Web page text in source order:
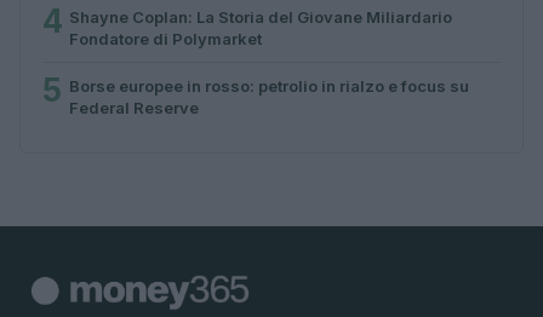
4 Shayne Coplan: La Storia del Giovane Miliardario
Fondatore di Polymarket
5 Borse europee in rosso: petrolio in rialzo e focus su
Federal Reserve